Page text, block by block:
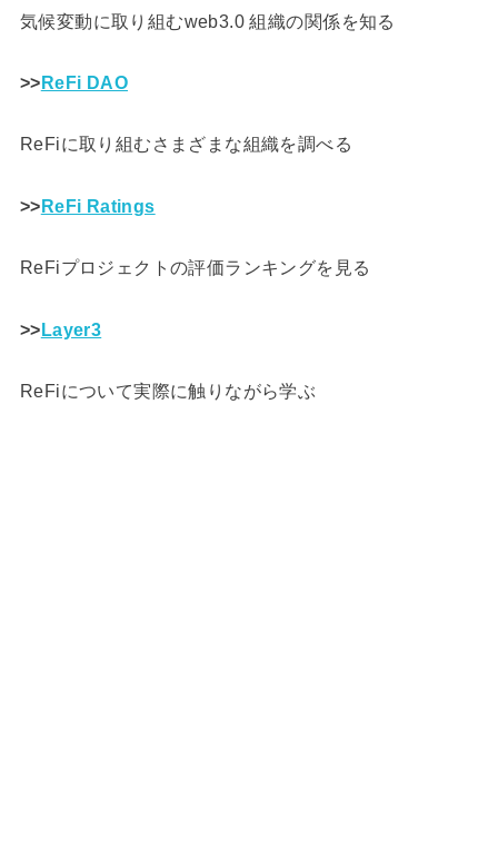
気候変動に取り組むweb3.0 組織の関係を知る
>>ReFi DAO
ReFiに取り組むさまざまな組織を調べる
>>ReFi Ratings
ReFiプロジェクトの評価ランキングを見る
>>Layer3
ReFiについて実際に触りながら学ぶ